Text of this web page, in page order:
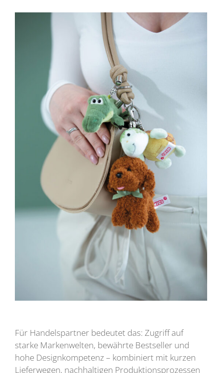
Für Handelspartner bedeutet das: Zugriff auf
starke Markenwelten, bewährte Bestseller und
hohe Designkompetenz – kombiniert mit kurzen
Lieferwegen, nachhaltigen Produktionsprozessen